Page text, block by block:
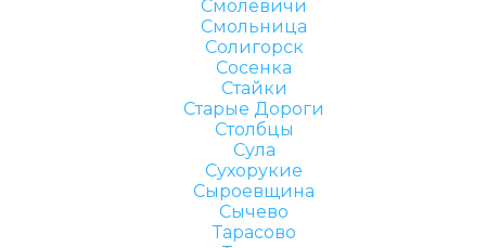
Смолевичи
Смольница
Солигорск
Сосенка
Стайки
Старые Дороги
Столбцы
Сула
Сухорукие
Сыроевщина
Сычево
Тарасово